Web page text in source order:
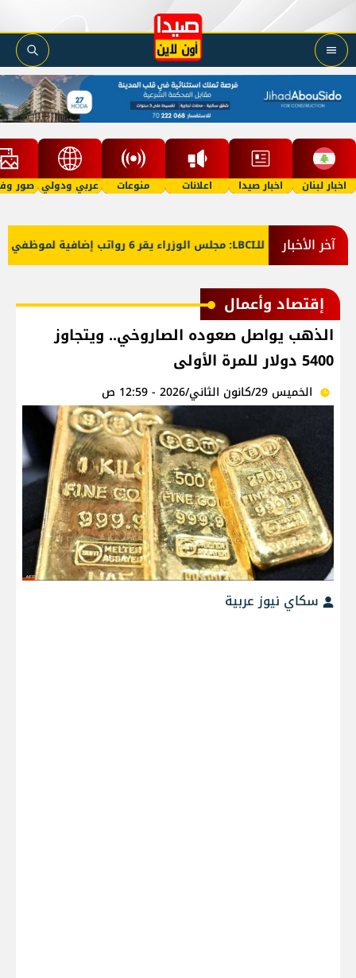
اخبار لبنان اخبار صيدا اعلانات منوعات عربي ودولي صور
آخر الأخبار
معلومات للـLBCI: مجلس الوزراء يقر 6 رواتب إضافية لموظفي القطاع العام وصرف الفروقات بأثر رجعي منذ آذار
إقتصاد وأعمال
الذهب يواصل صعوده الصاروخي.. ويتجاوز
5400 دولار للمرة الأولى
الخميس 29/كانون الثاني/2026 - 12:59 ص
سكاي نيوز عربية